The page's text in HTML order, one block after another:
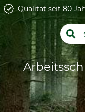
Qualität seit 80